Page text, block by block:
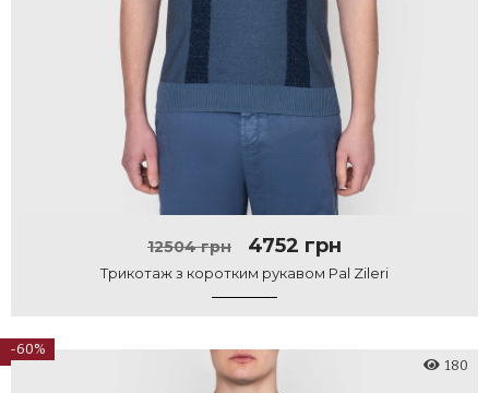
12504 грн 4752 грн
Трикотаж з коротким рукавом Pal Zileri
-60%
180